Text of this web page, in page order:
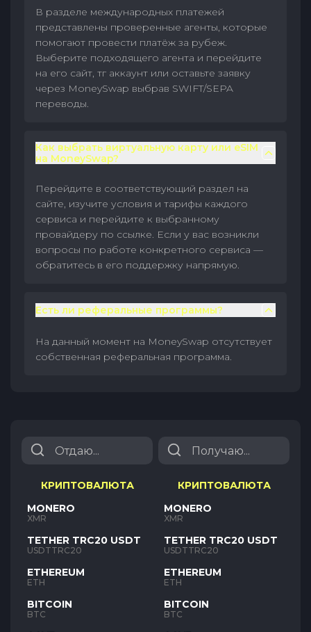
В разделе международных платежей
представлены проверенные агенты, которые
помогают провести платёж за рубеж.
Выберите подходящего агента и перейдите
на его сайт, тг аккаунт или оставьте заявку
через MoneySwap выбрав SWIFT/SEPA
переводы.
Как выбрать виртуальную карту или eSIM
на MoneySwap?
Перейдите в соответствующий раздел на
сайте, изучите условия и тарифы каждого
сервиса и перейдите к выбранному
провайдеру по ссылке. Если у вас возникли
вопросы по работе конкретного сервиса —
обратитесь в его поддержку напрямую.
Есть ли реферальные программы?
На данный момент на MoneySwap отсутствует
собственная реферальная программа.
КРИПТОВАЛЮТА
MONERO
XMR
TETHER TRC20 USDT
USDTTRC20
ETHEREUM
ETH
BITCOIN
BTC
КРИПТОВАЛЮТА
MONERO
XMR
TETHER TRC20 USDT
USDTTRC20
ETHEREUM
ETH
BITCOIN
BTC